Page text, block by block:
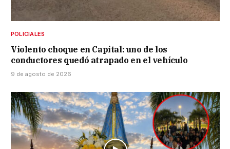
POLICIALES
Violento choque en Capital: uno de los
conductores quedó atrapado en el vehículo
9 de agosto de 2026